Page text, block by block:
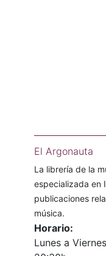
El Argonauta
La librería de la
especializada en
publicaciones
música.
Horario:
Lunes a